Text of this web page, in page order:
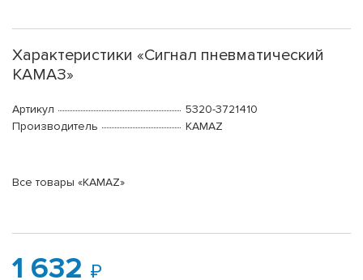
Характеристики «Сигнал пневматический
КАМАЗ»
Артикул
5320-3721410
Производитель
KAMAZ
Все товары «KAMAZ»
1 632